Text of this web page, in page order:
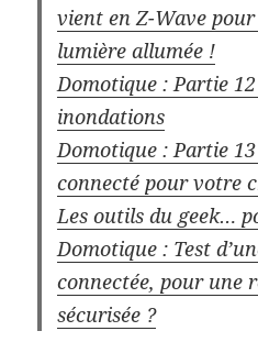
vient en Z-Wave
lumière allumée !
Domotique : Partie
inondations
Domotique : Partie
connecté pour votre
Les outils du geek…
Domotique : Test
connectée, pour une
sécurisée ?